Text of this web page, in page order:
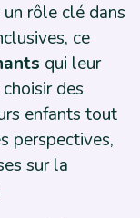
rôle clé dans
ce
qui leur
des
enfants tout
perspectives,
sur la